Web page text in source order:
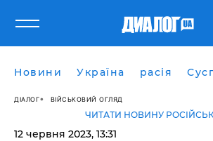
Новини Україна расія
ДІАЛОГ ВІЙСЬКОВИЙ ОГЛЯД
ЧИТАТИ НОВИНУ
12 червня 2023, 13:31